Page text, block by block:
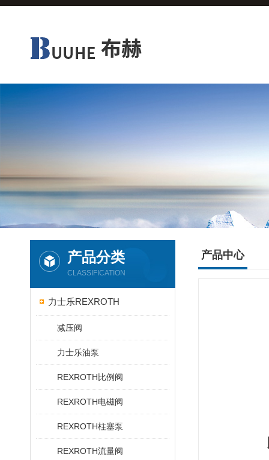
产品分类
CLASSIFICATION
力士乐REXROTH
减压阀
力士乐油泵
REXROTH比例阀
REXROTH电磁阀
REXROTH柱塞泵
REXROTH流量阀
产品中心